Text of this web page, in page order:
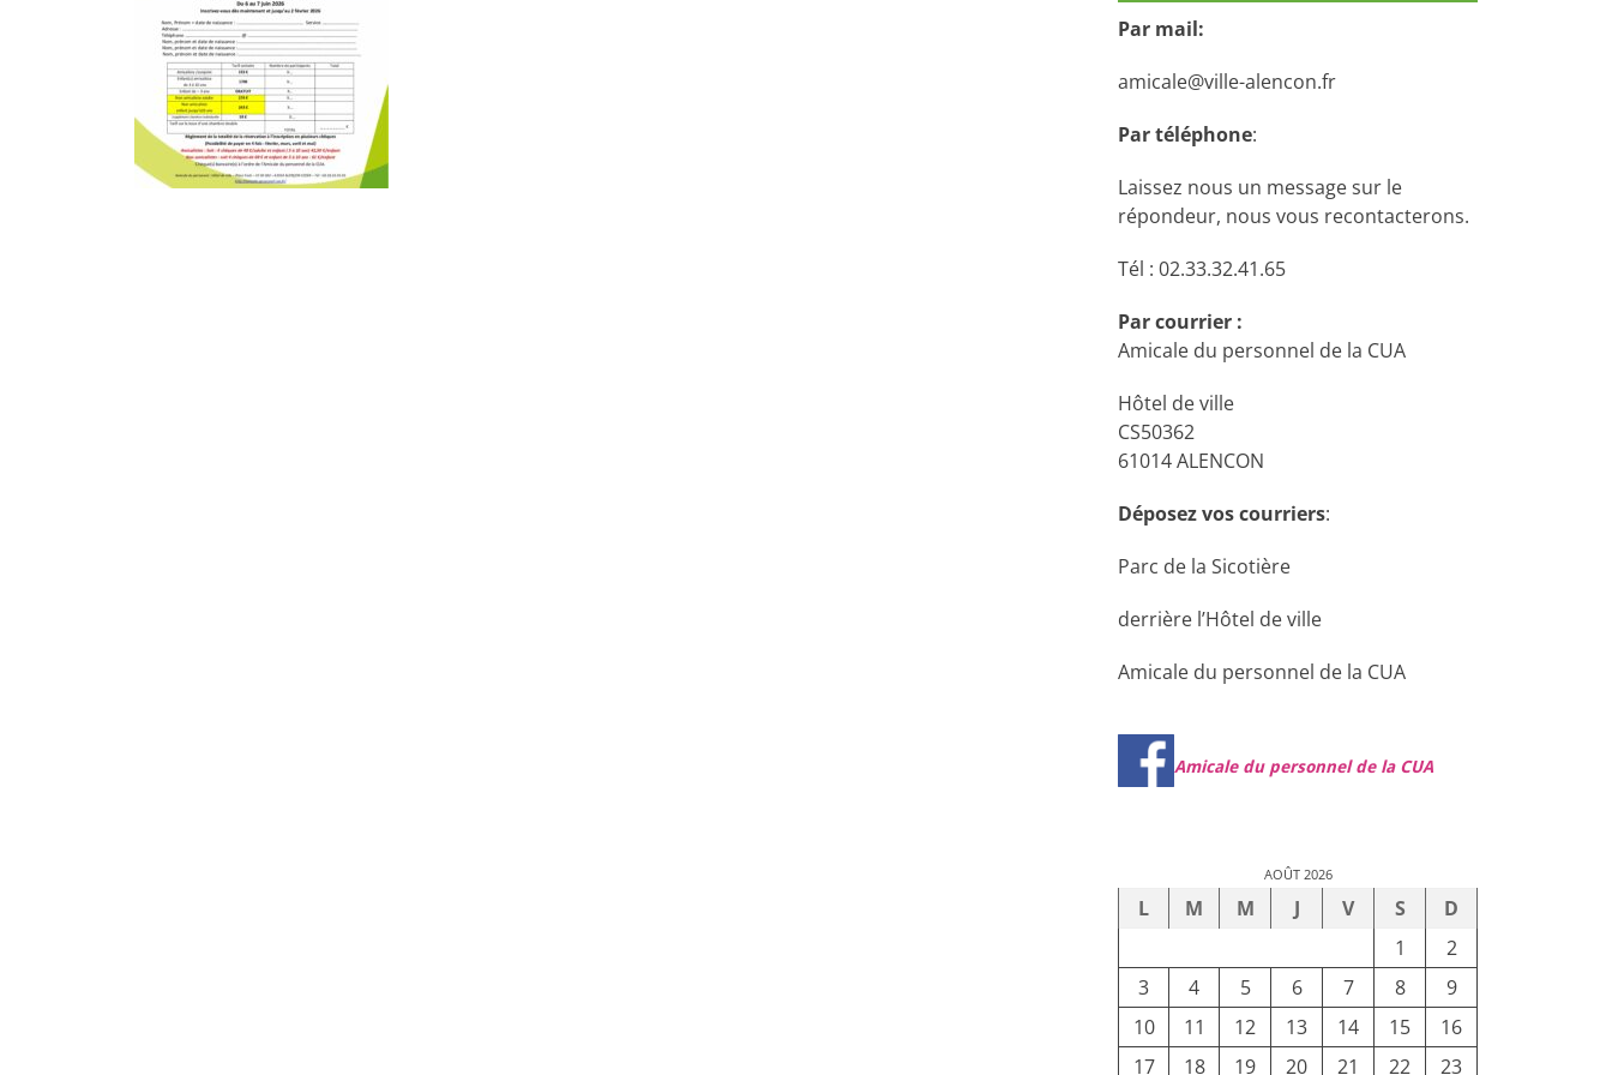
Par mail:
amicale@ville-alencon.fr
Par téléphone:
Laissez nous un message sur le
répondeur, nous vous recontacterons.
Tél : 02.33.32.41.65
Par courrier :
Amicale du personnel de la CUA
Hôtel de ville
CS50362
61014 ALENCON
Déposez vos courriers:
Parc de la Sicotière
derrière l’Hôtel de ville
Amicale du personnel de la CUA
Amicale du personnel de la CUA
AOÛT 2026
L M M J V S
D
1
2
3
4 5 6 7 8
9
10
11 12 13 14 15
16
17
18 19 20 21 22 23